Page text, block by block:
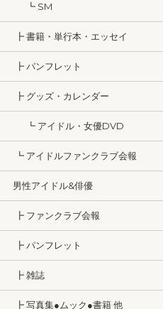
┗ SM
┣ 書籍・単行本・エッセイ
┣ パンフレット
┣ グッズ・カレンダー
┗ アイドル・女優DVD
┗ アイドルファンクラブ会報
男性アイドル&俳優
┣ ファンクラブ会報
┣ パンフレット
┣ 雑誌
┣ 写真集●ムック●書籍 他